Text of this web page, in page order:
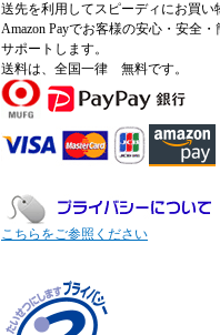
送先を利用してスピーディにお買い
Amazon Payでお客様の安心・安全
サポートします。
送料は、全国一律 無料です。
こちらをご参照ください